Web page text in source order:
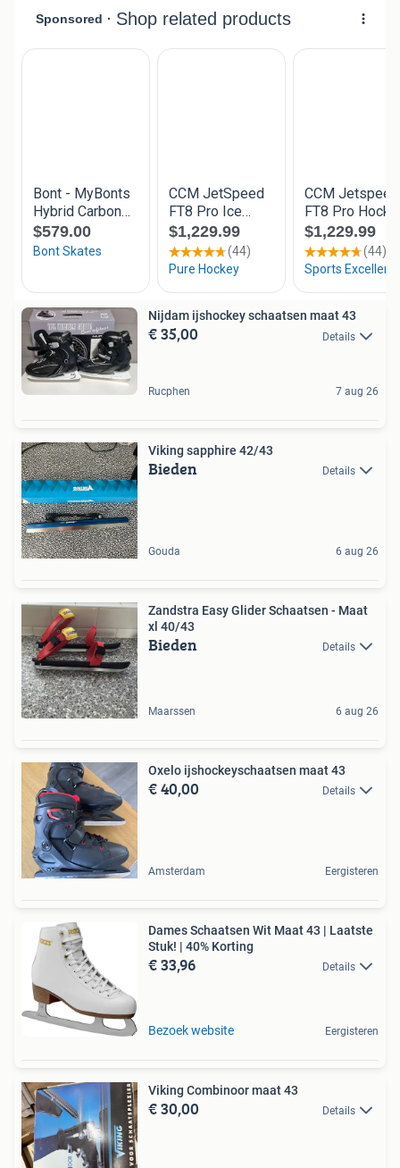
Nijdam ijshockey schaatsen maat 43
€ 35,00 Details
Rucphen 7 aug 26
Viking sapphire 42/43
Bieden Details
Gouda 6 aug 26
Zandstra Easy Glider Schaatsen - Maat
xl 40/43
Bieden Details
Maarssen 6 aug 26
Oxelo ijshockeyschaatsen maat 43
€ 40,00 Details
Amsterdam Eergisteren
Dames Schaatsen Wit Maat 43 | Laatste
Stuk! | 40% Korting
€ 33,96 Details
Bezoek website Eergisteren
Viking Combinoor maat 43
€ 30,00 Details